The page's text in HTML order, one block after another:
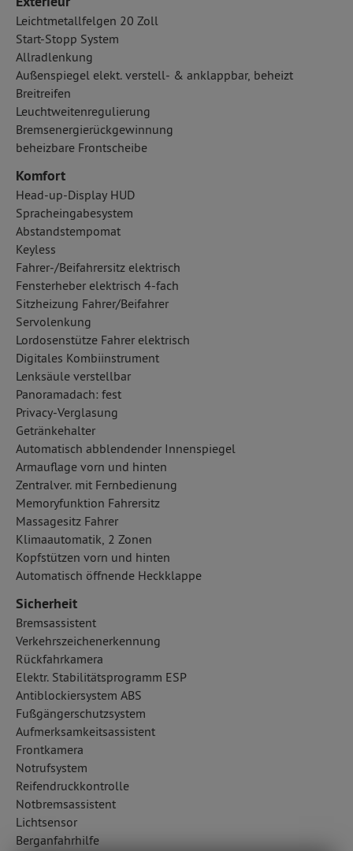
Leichtmetallfelgen 20 Zoll
Start-Stopp System
Allradlenkung
Außenspiegel elekt. verstell- & anklappbar, beheizt
Breitreifen
Leuchtweitenregulierung
Bremsenergierückgewinnung
beheizbare Frontscheibe
Komfort
Head-up-Display HUD
Spracheingabesystem
Abstandstempomat
Keyless
Fahrer-/Beifahrersitz elektrisch
Fensterheber elektrisch 4-fach
Sitzheizung Fahrer/Beifahrer
Servolenkung
Lordosenstütze Fahrer elektrisch
Digitales Kombiinstrument
Lenksäule verstellbar
Panoramadach: fest
Privacy-Verglasung
Getränkehalter
Automatisch abblendender Innenspiegel
Armauflage vorn und hinten
Zentralver. mit Fernbedienung
Memoryfunktion Fahrersitz
Massagesitz Fahrer
Klimaautomatik, 2 Zonen
Kopfstützen vorn und hinten
Automatisch öffnende Heckklappe
Sicherheit
Bremsassistent
Verkehrszeichenerkennung
Rückfahrkamera
Elektr. Stabilitätsprogramm ESP
Antiblockiersystem ABS
Fußgängerschutzsystem
Aufmerksamkeitsassistent
Frontkamera
Notrufsystem
Reifendruckkontrolle
Notbremsassistent
Lichtsensor
Berganfahrhilfe